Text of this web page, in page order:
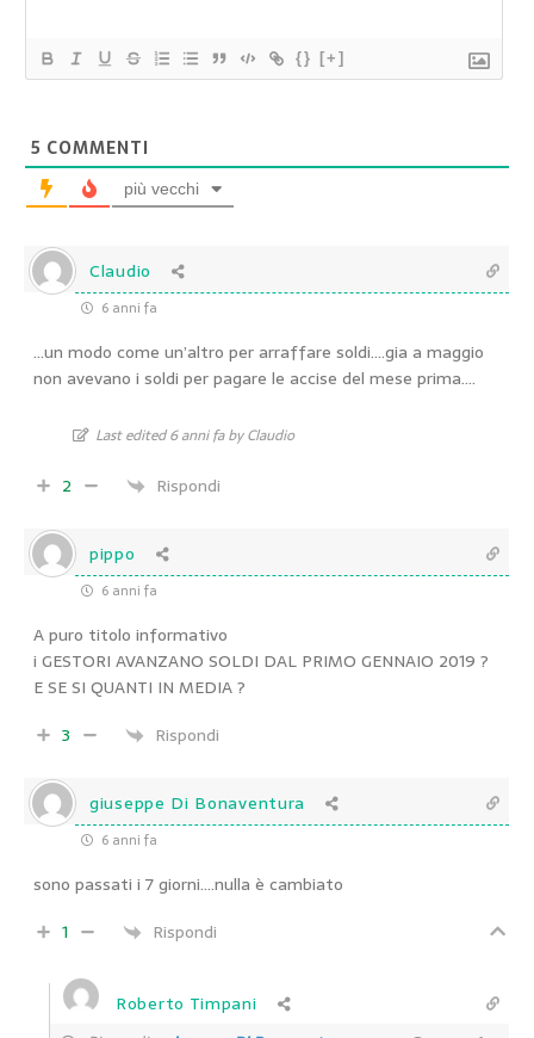
{} [+]
5 COMMENTI
più vecchi
Claudio
6 anni fa
…un modo come un’altro per arraffare soldi….gia a maggio
non avevano i soldi per pagare le accise del mese prima….
Last edited 6 anni fa by Claudio
2 Rispondi
pippo
6 anni fa
A puro titolo informativo
i GESTORI AVANZANO SOLDI DAL PRIMO GENNAIO 2019 ?
E SE SI QUANTI IN MEDIA ?
3
Rispondi
giuseppe Di Bonaventura
6 anni fa
sono passati i 7 giorni….nulla è cambiato
1
Rispondi
Roberto Timpani